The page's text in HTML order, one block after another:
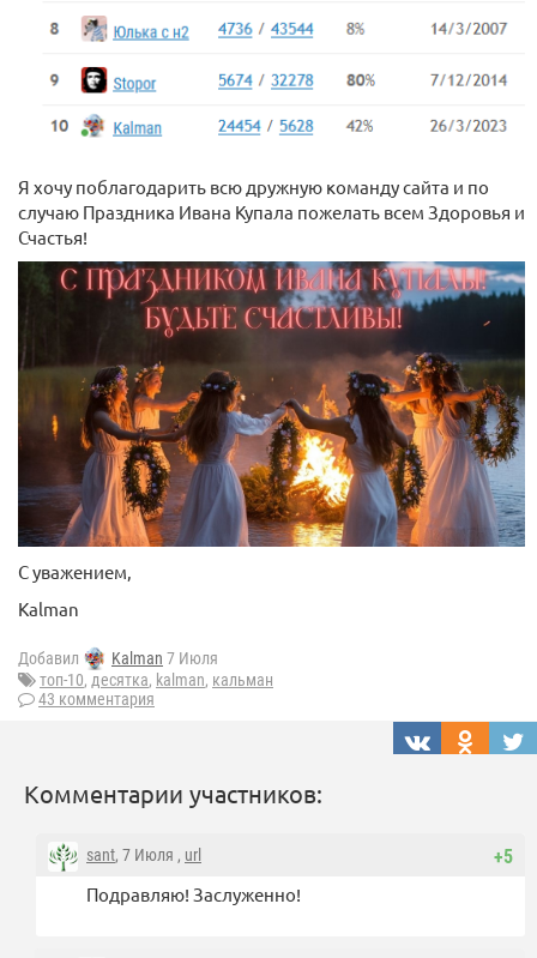
Я хочу поблагодарить всю дружную команду сайта и по
случаю Праздника Ивана Купала пожелать всем Здоровья и
Счастья!
С уважением,
Kalman
Добавил Kalman 7 Июля
топ-10, десятка, kalman, кальман
43 комментария
Комментарии участников:
+5
sant, 7 Июля , url
Подравляю! Заслуженно!